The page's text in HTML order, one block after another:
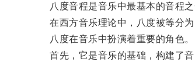
八度音程是音乐中最基本的音程之
在西方音乐理论中，八度被等分为
八度在音乐中扮演着重要的角色。
首先，它是音乐的基础，构建了音